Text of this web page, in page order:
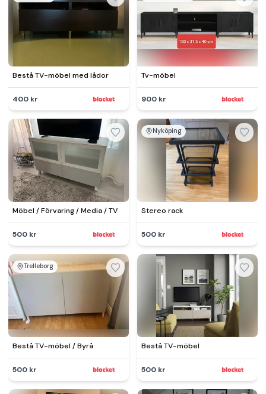
Bestå TV-möbel med lådor
400 kr
Tv-möbel
900 kr
Möbel / Förvaring / Media / TV
500 kr
Nyköping
Stereo rack
500 kr
Trelleborg
Bestå TV-möbel / Byrå
500 kr
Bestå TV-möbel
500 kr